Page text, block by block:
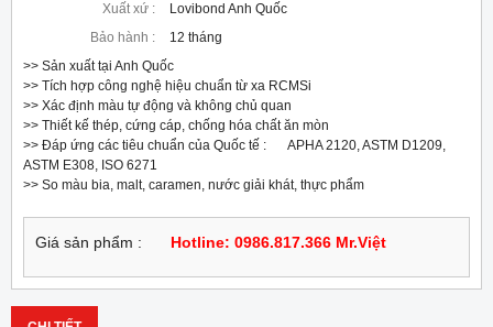
Xuất xứ :
Lovibond Anh Quốc
Bảo hành :
12 tháng
>> Sản xuất tại Anh Quốc
>> Tích hợp công nghệ hiệu chuẩn từ xa RCMSi
>> Xác định màu tự động và không chủ quan
>> Thiết kế thép, cứng cáp, chống hóa chất ăn mòn
>> Đáp ứng các tiêu chuẩn của Quốc tế :  	APHA 2120, ASTM D1209,
ASTM E308, ISO 6271
>> So màu bia, malt, caramen, nước giải khát, thực phẩm
Giá sản phẩm : Hotline: 0986.817.366 Mr.Việt